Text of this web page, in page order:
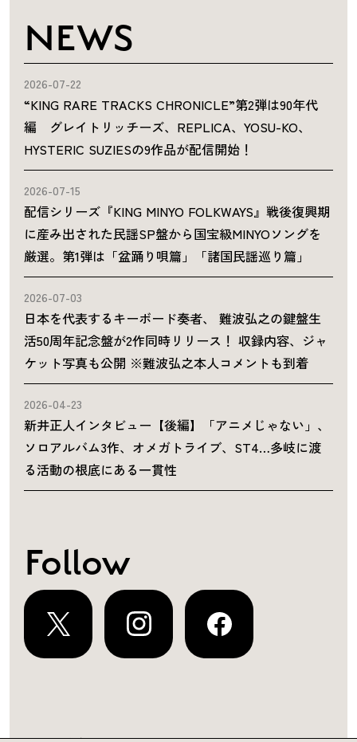
NEWS
2026-07-22
“KING RARE TRACKS CHRONICLE”第2弾は90年代
編 グレイトリッチーズ、REPLICA、YOSU-KO、
HYSTERIC SUZIESの9作品が配信開始！
2026-07-15
配信シリーズ『KING MINYO FOLKWAYS』戦後復興期
に産み出された民謡SP盤から国宝級MINYOソングを
厳選。第1弾は「盆踊り唄篇」「諸国民謡巡り篇」
2026-07-03
日本を代表するキーボード奏者、 難波弘之の鍵盤生
活50周年記念盤が2作同時リリース！ 収録内容、ジャ
ケット写真も公開 ※難波弘之本人コメントも到着
2026-04-23
新井正人インタビュー【後編】「アニメじゃない」、
ソロアルバム3作、オメガトライブ、ST4…多岐に渡
る活動の根底にある一貫性
Follow